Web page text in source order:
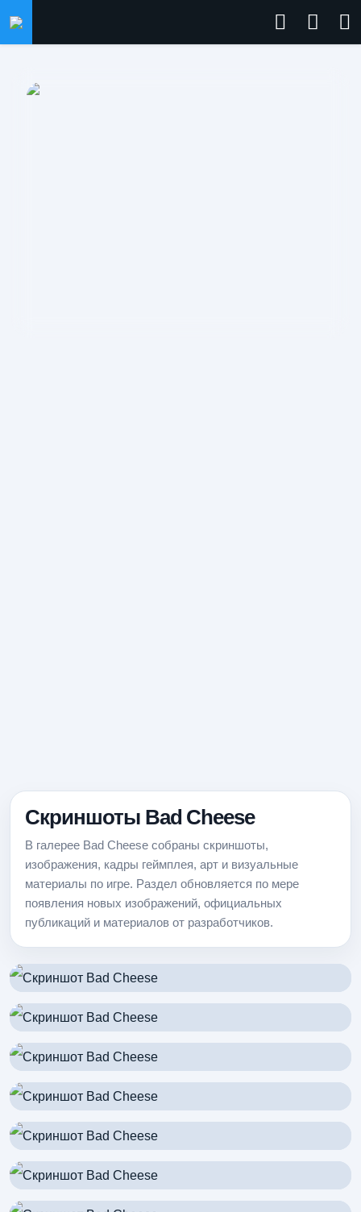
Скриншоты Bad Cheese
В галерее Bad Cheese собраны скриншоты,
изображения, кадры геймплея, арт и визуальные
материалы по игре. Раздел обновляется по мере
появления новых изображений, официальных
публикаций и материалов от разработчиков.